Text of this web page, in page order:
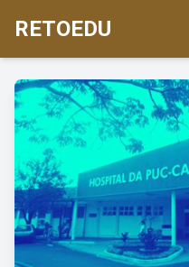
RETOEDU